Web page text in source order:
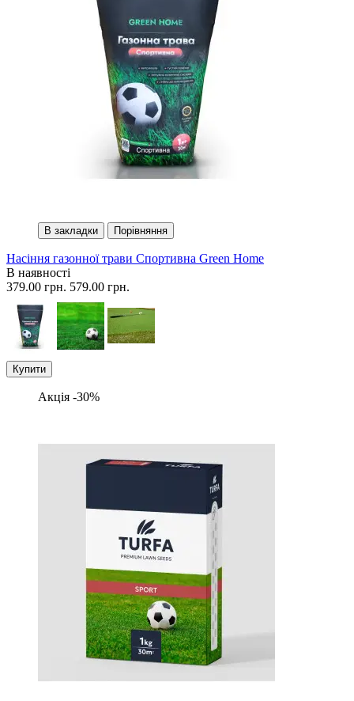
В закладки Порівняння
Насіння газонної трави Спортивна Green Home
В наявності
379.00 грн. 579.00 грн.
Купити
Акція -30%